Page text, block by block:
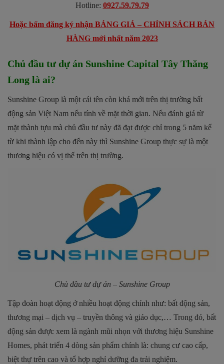
Hotline: 0927.59.79.79
Hoặc bấm đăng ký nhận BẢNG GIÁ – CHÍNH SÁCH BÁN
HÀNG mới nhất năm 2023
Chủ đầu tư dự án Sunshine Capital Tây Thăng
Long là ai?
Sunshine Group là một cái tên còn khá mới trên thị trường bất
động sản Việt Nam nếu tính về mặt thời gian. Nếu đánh giá từ
mặt thành tựu mà chủ đầu tư này đã đạt được chỉ trong 5 năm kể
từ khi thành lập cho đến này thì Sunshine Group thực sự là một
thương hiệu có vị thế trên thị trường.
Chủ đầu tư dự án – Sunshine Group
Tập đoàn hoạt động ở nhiều hoạt động chính như: bất động sản,
thương mại – dịch vụ – truyền thông và giáo dục,… Trong đó, bất
động sản được xem là ngành mũi nhọn với thương hiệu Sunshine
Homes, phát triển 4 dòng sản phẩm chính là: chung cư cao cấp,
biệt thự trên cao và tổ hợp nghỉ dưỡng đa trải nghiệm.